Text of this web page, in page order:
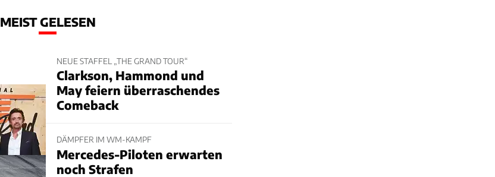
MEIST GELESEN
NEUE STAFFEL „THE GRAND TOUR“
Clarkson, Hammond und
May feiern überraschendes
Comeback
DÄMPFER IM WM-KAMPF
Mercedes-Piloten erwarten
noch Strafen